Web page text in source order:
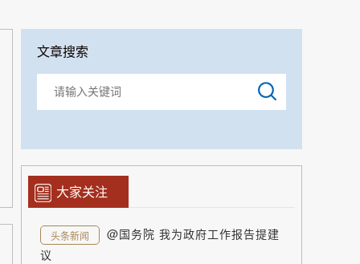
文章搜索
大家关注
头条新闻
@国务院 我为政府工作报告提建
议